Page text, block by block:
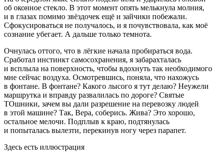
об оконное стекло. В этот момент опять мелькнула молния,
и в глазах помимо звёздочек ещё и зайчики побежали.
Сфокусироваться не получалось, и я почувствовала, как моё
сознание убегает. А дальше только темнота.
Очнулась оттого, что в лёгкие начала пробираться вода.
Сработал инстинкт самосохранения, я забарахталась
и всплыла на поверхность, чтобы вдохнуть так необходимого
мне сейчас воздуха. Осмотревшись, поняла, что нахожусь
в фонтане. В фонтане? Какого лысого я тут делаю? Неужели
маршрутка и вправду развалилась по дороге? Святые
ТОшники, зачем вы дали разрешение на перевозку людей
в этой машине? Так, Вера, соберись. Жива? Это хорошо,
остальное мелочи. Подплыв к краю, подтянулась
и попыталась вылезти, перекинув ногу через парапет.
Здесь есть иллюстрация